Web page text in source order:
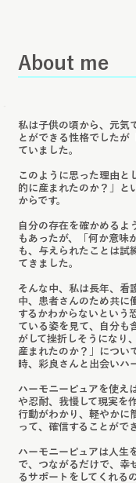
私は子供の頃から、元気
とができる性格でしたが
ていました。
このように思った理由と
的に産まれたのか？」と
からです。
自分の存在を確かめるよ
もあったが、「何か意味
も、与えられたことは試
てきました。
そんな中、私は長年、看
中、患者さんのため共に
するかわからないという
ている姿を見て、自分も
がして挫折しそうになり
産まれたのか？」につい
時、彩良さんと出会いハ
ハーモニーピュアを使え
や忍耐、我慢して現実を
行動がわかり、軽やかに
って、確信することがで
ハーモニーピュアは人生
で、つながるだけで、幸
るサポートをしてくれる
​About me